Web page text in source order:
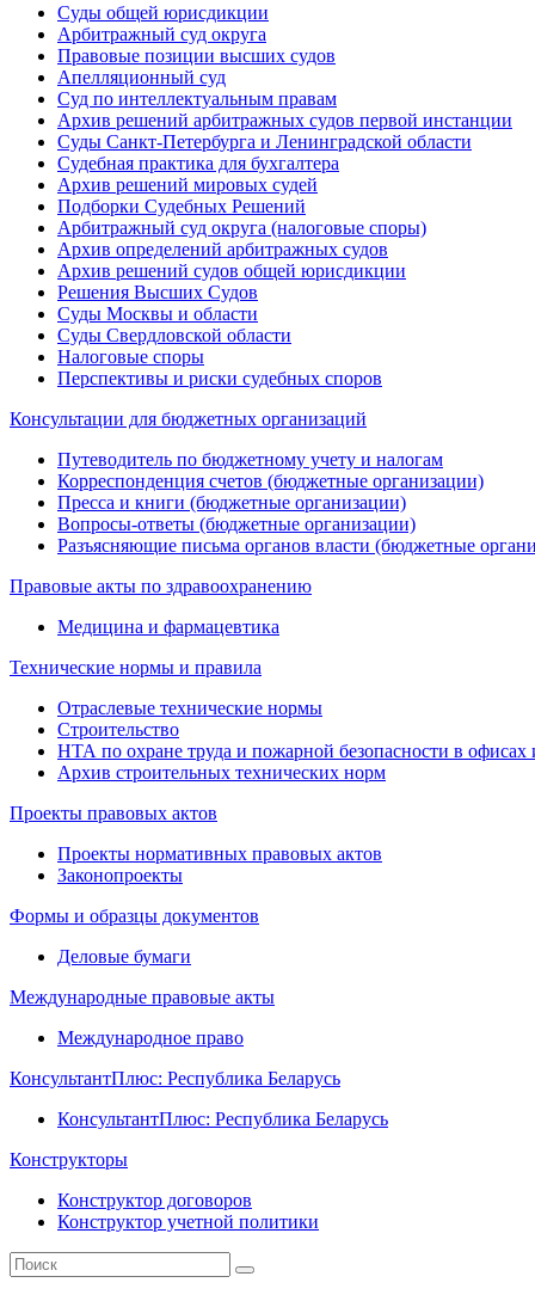
Суды общей юрисдикции
Арбитражный суд округа
Правовые позиции высших судов
Апелляционный суд
Суд по интеллектуальным правам
Архив решений арбитражных судов первой инстанции
Суды Санкт-Петербурга и Ленинградской области
Судебная практика для бухгалтера
Архив решений мировых судей
Подборки Судебных Решений
Арбитражный суд округа (налоговые споры)
Архив определений арбитражных судов
Архив решений судов общей юрисдикции
Решения Высших Судов
Суды Москвы и области
Суды Свердловской области
Налоговые споры
Перспективы и риски судебных споров
Консультации для бюджетных организаций
Путеводитель по бюджетному учету и налогам
Корреспонденция счетов (бюджетные организации)
Пресса и книги (бюджетные организации)
Вопросы-ответы (бюджетные организации)
Разъясняющие письма органов власти (бюджетные
Правовые акты по здравоохранению
Медицина и фармацевтика
Технические нормы и правила
Отраслевые технические нормы
Строительство
НТА по охране труда и пожарной безопасности в
Архив строительных технических норм
Проекты правовых актов
Проекты нормативных правовых актов
Законопроекты
Формы и образцы документов
Деловые бумаги
Международные правовые акты
Международное право
КонсультантПлюс: Республика Беларусь
КонсультантПлюс: Республика Беларусь
Конструкторы
Конструктор договоров
Конструктор учетной политики